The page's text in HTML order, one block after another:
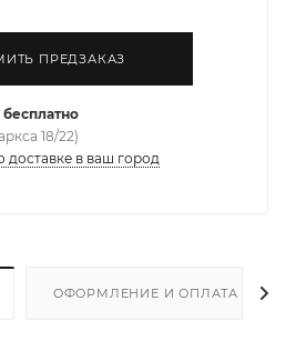
ПРЕДЗАКАЗ
бесплатно
18/22)
доставке в ваш город
ОФОРМЛЕНИЕ И ОПЛАТА